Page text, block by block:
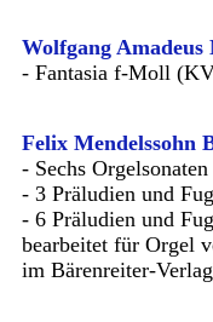
Wolfgang Amadeus
- Fantasia f-Moll
Felix Mendelssohn
- Sechs
- 3 Präludien und
- 6 Präludien und
bearbeitet für Orgel
im Bärenreiter-